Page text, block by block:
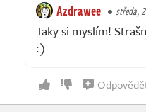
Azdrawee středa,
Taky si myslím!
:)